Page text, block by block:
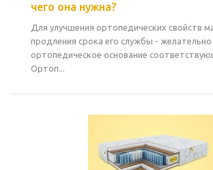
чего она нужна?
Для улучшения ортопедических свойств
продления срока его службы - желательно
ортопедическое основание
Ортоп...